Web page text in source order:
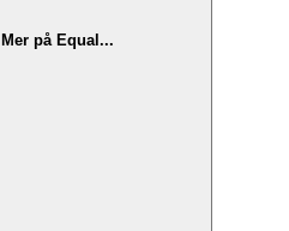
Mer på Equal...